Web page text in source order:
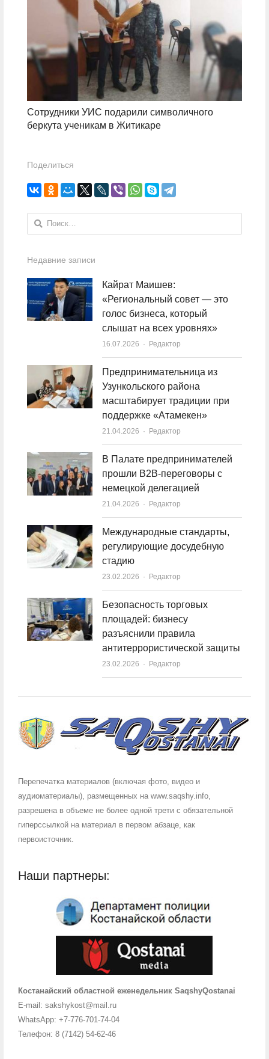
Сотрудники УИС подарили символичного
беркута ученикам в Житикаре
Поделиться
Найти:
Недавние записи
Кайрат Маишев:
«Региональный совет — это
голос бизнеса, который
слышат на всех уровнях»
16.07.2026 Author
Редактор
Предпринимательница из
Узункольского района
масштабирует традиции при
поддержке «Атамекен»
21.04.2026 Author
Редактор
В Палате предпринимателей
прошли B2B-переговоры с
немецкой делегацией
21.04.2026 Author
Редактор
Международные стандарты,
регулирующие досудебную
стадию
23.02.2026 Author
Редактор
Безопасность торговых
площадей: бизнесу
разъяснили правила
антитеррористической защиты
23.02.2026 Author
Редактор
Перепечатка материалов (включая фото, видео и
аудиоматериалы), размещенных на www.saqshy.info,
разрешена в объеме не более одной трети с обязательной
гиперссылкой на материал в первом абзаце, как
первоисточник.
Наши партнеры:
Костанайский областной еженедельник SaqshyQostanai
E-mail: sakshykost@mail.ru
WhatsApp: +7-776-701-74-04
Телефон: 8 (7142) 54-62-46